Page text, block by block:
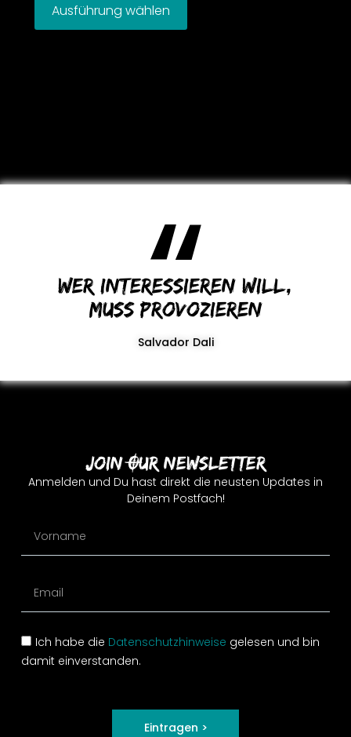
Ausführung wählen
Wer interessieren will,
muss provozieren
Salvador Dali
Join Our Newsletter
Anmelden und Du hast direkt die neusten Updates in
Deinem Postfach!
Ich habe die Datenschutzhinweise gelesen und bin
damit einverstanden.
Eintragen >